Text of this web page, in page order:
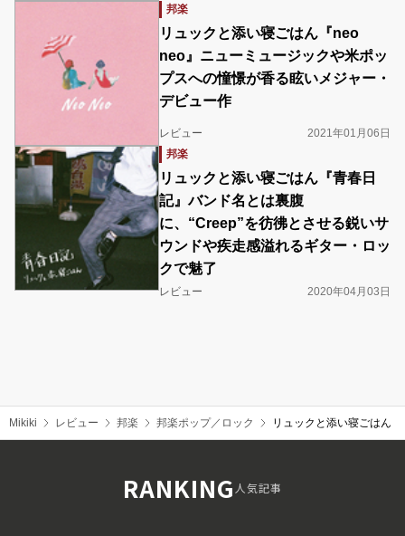
邦楽
リュックと添い寝ごはん『neo
neo』ニューミュージックや米ポッ
プスへの憧憬が香る眩いメジャー・
デビュー作
レビュー
2021年01月06日
邦楽
リュックと添い寝ごはん『青春日
記』バンド名とは裏腹
に、“Creep”を彷彿とさせる鋭いサ
ウンドや疾走感溢れるギター・ロッ
クで魅了
レビュー 2020年04月03日
Mikiki レビュー 邦楽 邦楽ポップ／ロック リュックと添い寝ごはん
RANKING人気記事